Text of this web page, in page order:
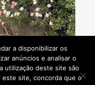
de Viagens
a disponibilizar os
anúncios e analisar o
utilização deste site são
este site, concorda que o